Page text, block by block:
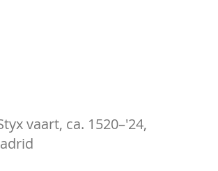
vaart, ca. 1520–'24,